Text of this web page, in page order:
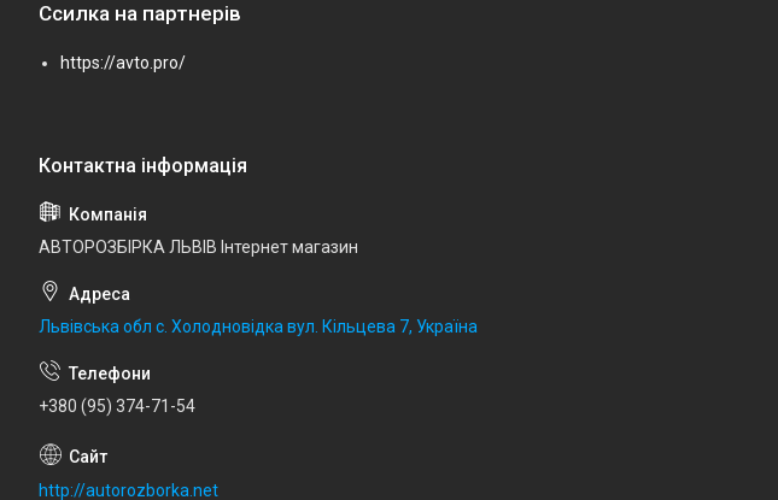
Ссилка на партнерів
https://avto.pro/
АВТОРОЗБІРКА ЛЬВІВ Інтернет магазин
Львівська обл с. Холодновідка вул. Кільцева 7, Україна
+380 (95) 374-71-54
http://autorozborka.net